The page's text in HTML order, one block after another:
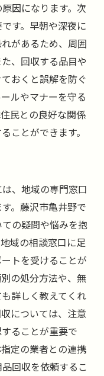
因になります。次
す。早朝や深夜に
があるため、周囲
、回収する品目や
おくと誤解を防ぐ
ルやマナーを守る
民との良好な関係
ことができます。
、地域の専門窓口
。藤沢市亀井野で
の疑問や悩みを抱
域の相談窓口に足
トを受けることが
の処分方法や、無
詳しく教えてくれ
については、注意
ることが重要で
定の業者との連携
回収を依頼するこ